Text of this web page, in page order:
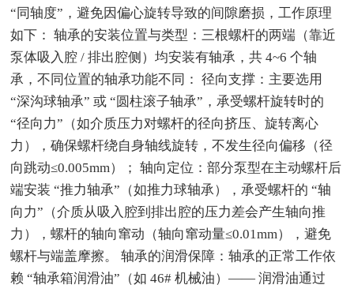
“同轴度”，避免因偏心旋转导致的间隙磨损，工作原理
如下： 轴承的安装位置与类型：三根螺杆的两端（靠近
泵体吸入腔 / 排出腔侧）均安装有轴承，共 4~6 个轴
承，不同位置的轴承功能不同： 径向支撑：主要选用
“深沟球轴承” 或 “圆柱滚子轴承”，承受螺杆旋转时的
“径向力”（如介质压力对螺杆的径向挤压、旋转离心
力），确保螺杆绕自身轴线旋转，不发生径向偏移（径
向跳动≤0.005mm）； 轴向定位：部分泵型在主动螺杆后
端安装 “推力轴承”（如推力球轴承），承受螺杆的 “轴
向力”（介质从吸入腔到排出腔的压力差会产生轴向推
力），螺杆的轴向窜动（轴向窜动量≤0.01mm），避免
螺杆与端盖摩擦。 轴承的润滑保障：轴承的正常工作依
赖 “轴承箱润滑油”（如 46# 机械油）—— 润滑油通过